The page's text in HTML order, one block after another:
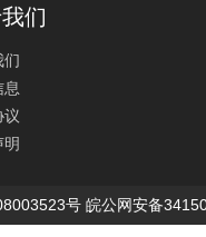
们
们
息
议
明
号 皖公网安备